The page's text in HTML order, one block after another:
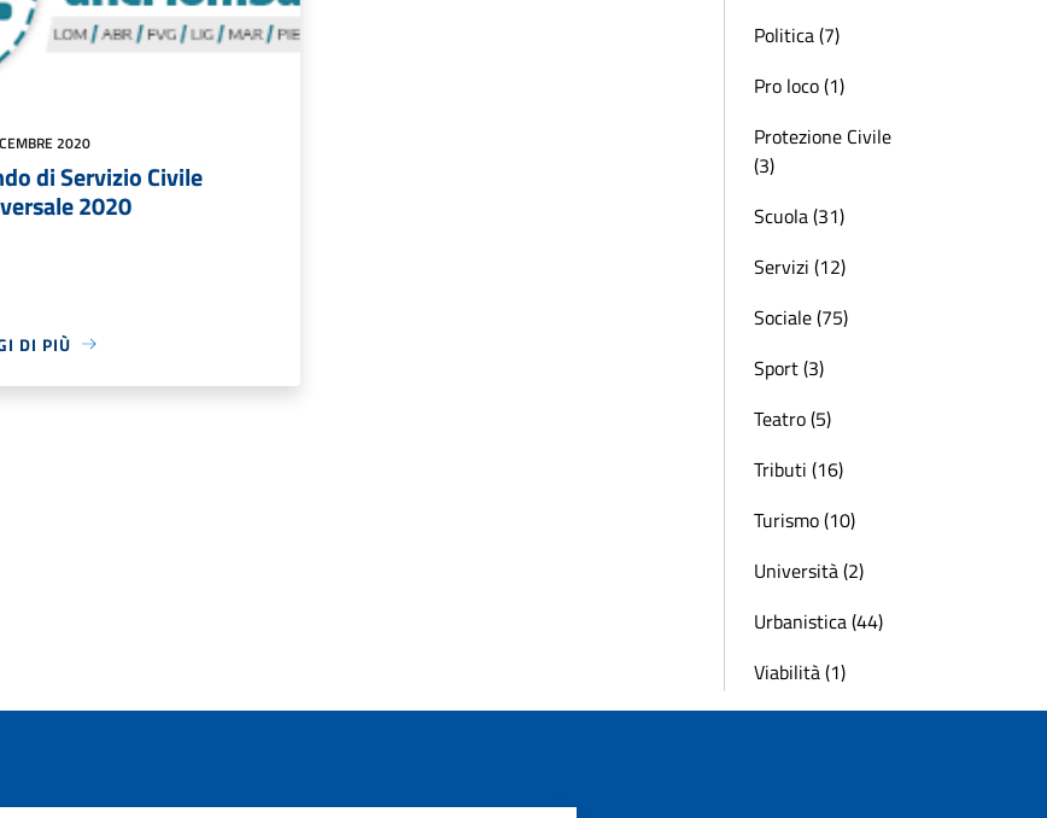
2020
di Servizio Civile
2020
DI PIÙ
Politica (7)
Pro loco (1)
Protezione Civile
(3)
Scuola (31)
Servizi (12)
Sociale (75)
Sport (3)
Teatro (5)
Tributi (16)
Turismo (10)
Università (2)
Urbanistica (44)
Viabilità (1)